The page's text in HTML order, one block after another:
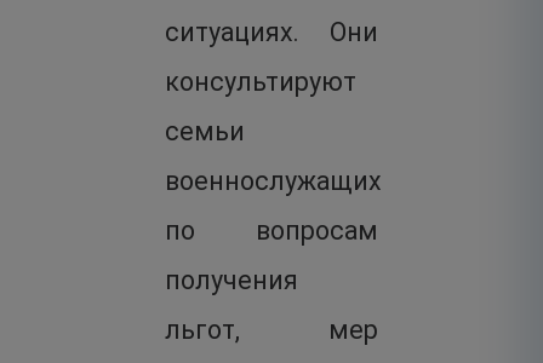
ситуациях. Они
консультируют
семьи
военнослужащих
по вопросам
получения
льгот, мер